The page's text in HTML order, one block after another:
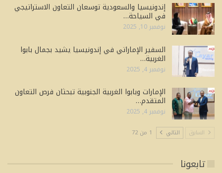
إندونيسيا والسعودية توسعان التعاون الاستراتيجي
في السياحة…
نوفمبر 10, 2025
السفير الإماراتي في إندونيسيا يشيد بجمال بابوا
الغربية…
نوفمبر 4, 2025
الإمارات وبابوا الغربية الجنوبية تبحثان فرص التعاون
المتقدم…
نوفمبر 4, 2025
السابق التالي 1 من 72
تابعونا